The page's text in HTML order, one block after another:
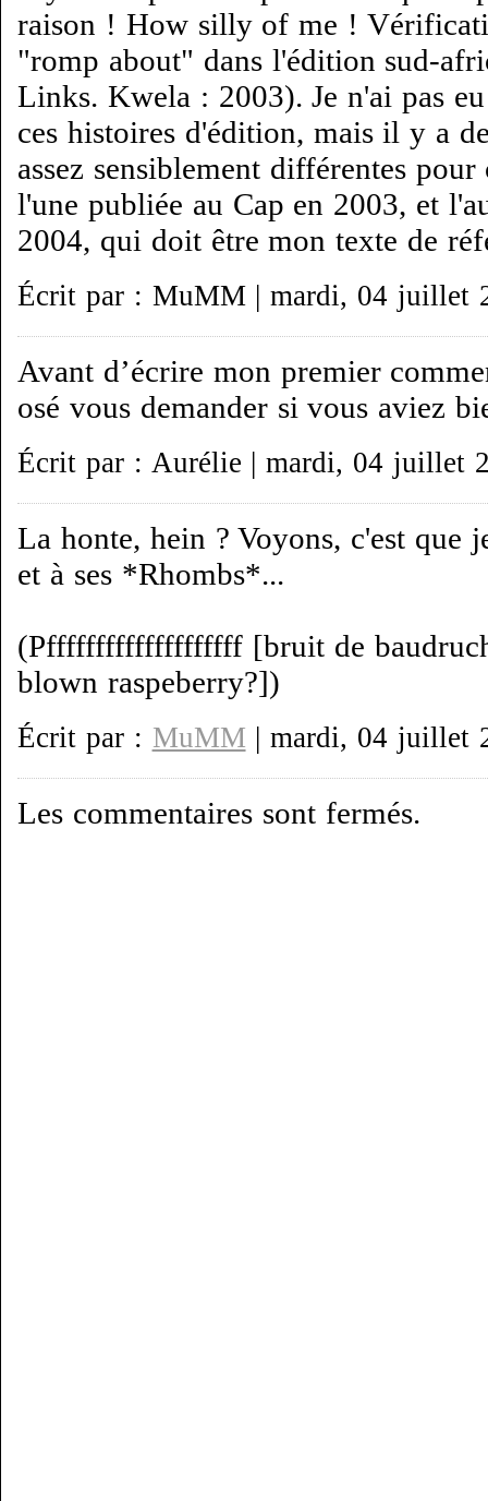
raison ! How silly of me !
"romp about" dans l'édition sud-
Links. Kwela : 2003). Je n'ai pas
ces histoires d'édition, mais il y a
assez sensiblement différentes pour
l'une publiée au Cap en 2003, et
2004, qui doit être mon texte de
Écrit par : MuMM | mardi, 04 juillet
Avant d’écrire mon premier
osé vous demander si vous aviez
Écrit par : Aurélie | mardi, 04 juillet
La honte, hein ? Voyons, c'est que
et à ses *Rhombs*...
(Pffffffffffffffffffff [bruit de
blown raspeberry?])
Écrit par : MuMM | mardi, 04 juillet
Les commentaires sont fermés.